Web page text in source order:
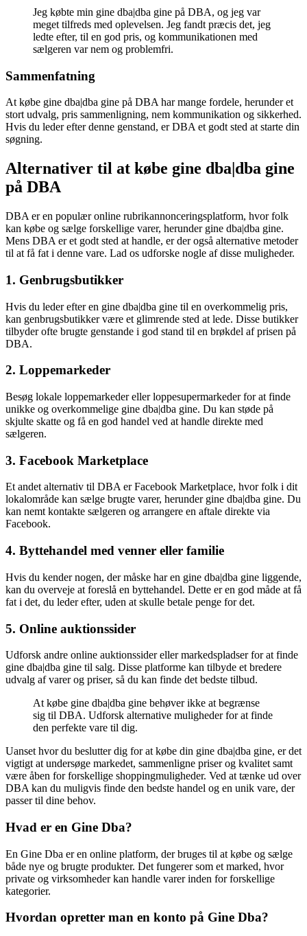
Jeg købte min gine dba|dba gine på DBA, og jeg var
meget tilfreds med oplevelsen. Jeg fandt præcis det, jeg
ledte efter, til en god pris, og kommunikationen med
sælgeren var nem og problemfri.
Sammenfatning
At købe gine dba|dba gine på DBA har mange fordele, herunder et
stort udvalg, pris sammenligning, nem kommunikation og sikkerhed.
Hvis du leder efter denne genstand, er DBA et godt sted at starte din
søgning.
Alternativer til at købe gine dba|dba gine
på DBA
DBA er en populær online rubrikannonceringsplatform, hvor folk
kan købe og sælge forskellige varer, herunder gine dba|dba gine.
Mens DBA er et godt sted at handle, er der også alternative metoder
til at få fat i denne vare. Lad os udforske nogle af disse muligheder.
1. Genbrugsbutikker
Hvis du leder efter en gine dba|dba gine til en overkommelig pris,
kan genbrugsbutikker være et glimrende sted at lede. Disse butikker
tilbyder ofte brugte genstande i god stand til en brøkdel af prisen på
DBA.
2. Loppemarkeder
Besøg lokale loppemarkeder eller loppesupermarkeder for at finde
unikke og overkommelige gine dba|dba gine. Du kan støde på
skjulte skatte og få en god handel ved at handle direkte med
sælgeren.
3. Facebook Marketplace
Et andet alternativ til DBA er Facebook Marketplace, hvor folk i dit
lokalområde kan sælge brugte varer, herunder gine dba|dba gine. Du
kan nemt kontakte sælgeren og arrangere en aftale direkte via
Facebook.
4. Byttehandel med venner eller familie
Hvis du kender nogen, der måske har en gine dba|dba gine liggende,
kan du overveje at foreslå en byttehandel. Dette er en god måde at få
fat i det, du leder efter, uden at skulle betale penge for det.
5. Online auktionssider
Udforsk andre online auktionssider eller markedspladser for at finde
gine dba|dba gine til salg. Disse platforme kan tilbyde et bredere
udvalg af varer og priser, så du kan finde det bedste tilbud.
At købe gine dba|dba gine behøver ikke at begrænse
sig til DBA. Udforsk alternative muligheder for at finde
den perfekte vare til dig.
Uanset hvor du beslutter dig for at købe din gine dba|dba gine, er det
vigtigt at undersøge markedet, sammenligne priser og kvalitet samt
være åben for forskellige shoppingmuligheder. Ved at tænke ud over
DBA kan du muligvis finde den bedste handel og en unik vare, der
passer til dine behov.
Hvad er en Gine Dba?
En Gine Dba er en online platform, der bruges til at købe og sælge
både nye og brugte produkter. Det fungerer som et marked, hvor
private og virksomheder kan handle varer inden for forskellige
kategorier.
Hvordan opretter man en konto på Gine Dba?